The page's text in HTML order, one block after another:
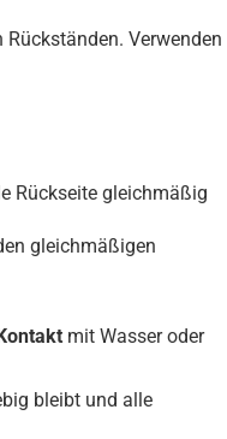
Verwenden
Rückseite gleichmäßig
gleichmäßigen
mit Wasser oder
bleibt und alle